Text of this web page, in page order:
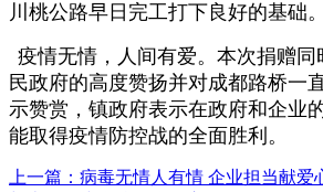
川桃公路早日完工打下良好的基础
疫情无情，人间有爱。本次捐赠同
民政府的高度赞扬并对成都路桥一
示赞赏，镇政府表示在政府和企业
能取得疫情防控战的全面胜利。
上一篇：病毒无情人有情 企业担当献爱